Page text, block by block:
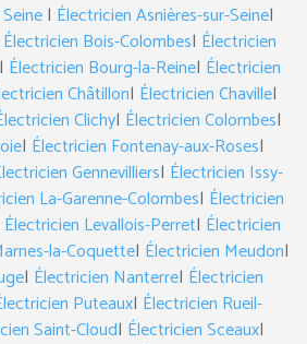
| Électricien Asnières-sur-Seine|
Électricien Bois-Colombes| Électricien
| Électricien Bourg-la-Reine| Électricien
Châtillon| Électricien Chaville|
Clichy| Électricien Colombes|
| Électricien Fontenay-aux-Roses|
Gennevilliers| Électricien Issy-
La-Garenne-Colombes| Électricien
Électricien Levallois-Perret| Électricien
la-Coquette| Électricien Meudon|
| Électricien Nanterre| Électricien
Puteaux| Électricien Rueil-
Saint-Cloud| Électricien Sceaux|